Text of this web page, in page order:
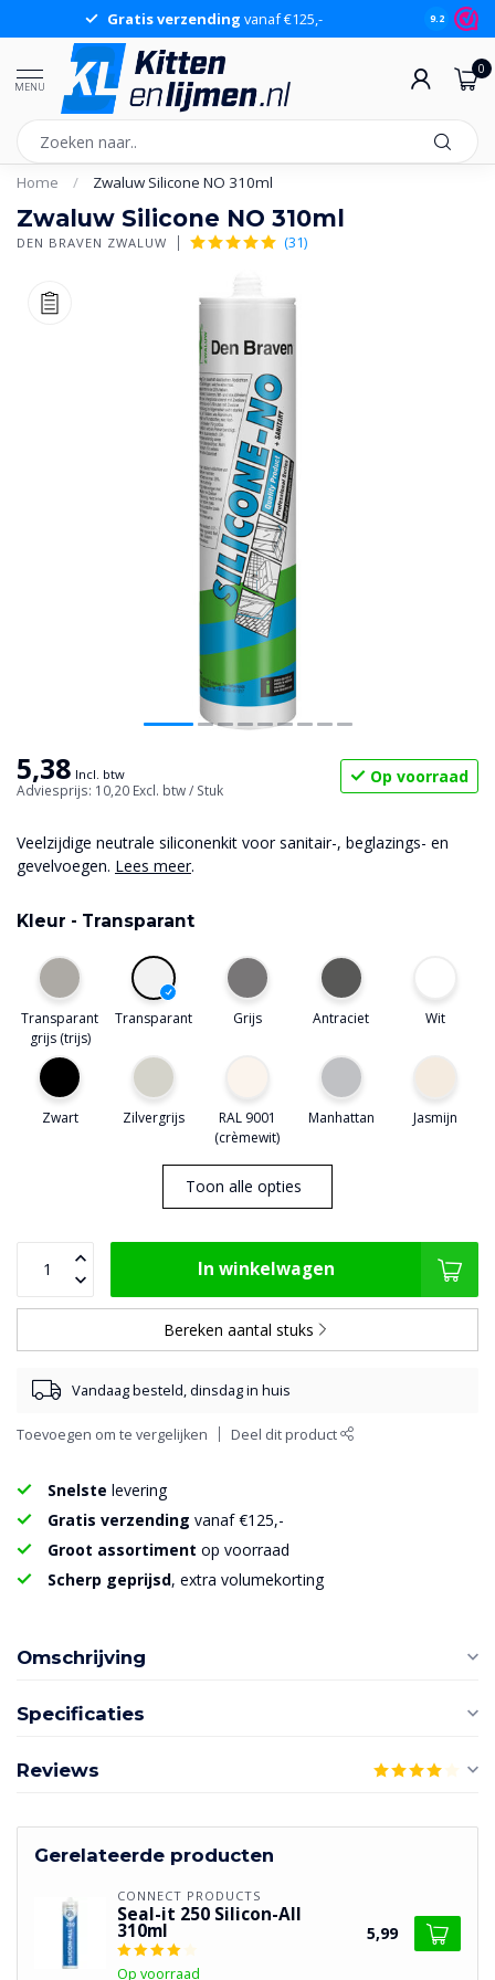
Gratis verzending vanaf €125,- 9.2
MENU
0
Home / Zwaluw Silicone NO 310ml
Zwaluw Silicone NO 310ml
DEN BRAVEN ZWALUW (31)
5,38 Incl. btw
Adviesprijs: 10,20 Excl. btw/ Stuk
Op voorraad
Veelzijdige neutrale siliconenkit voor sanitair-, beglazings- en
gevelvoegen. Lees meer.
Kleur - Transparant
Transparant
grijs (trijs)
Transparant Grijs Antraciet Wit
Zwart Zilvergrijs
RAL 9001
(crèmewit)
Manhattan Jasmijn
Toon alle opties
In winkelwagen
Bereken aantal stuks
Vandaag besteld, dinsdag in huis
Toevoegen om te vergelijken Deel dit product
Snelste levering
Gratis verzending vanaf €125,-
Groot assortiment op voorraad
Scherp geprijsd, extra volumekorting
Omschrijving
Specificaties
Reviews
Gerelateerde producten
CONNECT PRODUCTS
Seal-it 250 Silicon-All
310ml
Op voorraad
5,99